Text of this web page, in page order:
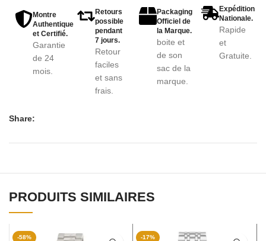
Montre
Authentique
et Certifié.
Garantie
de 24
mois.
Retours
possible
pendant
7 jours.
Retour
faciles
et sans
frais.
Packaging
Officiel de
la Marque.
boite et
de son
sac de la
marque.
Expédition
Nationale.
Rapide
et
Gratuite.
Share:
PRODUITS SIMILAIRES
-58% -17%